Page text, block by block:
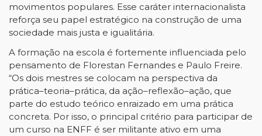
movimentos populares. Esse caráter internacionalista
reforça seu papel estratégico na construção de uma
sociedade mais justa e igualitária.
A formação na escola é fortemente influenciada pelo
pensamento de Florestan Fernandes e Paulo Freire.
“Os dois mestres se colocam na perspectiva da
prática–teoria–prática, da ação–reflexão–ação, que
parte do estudo teórico enraizado em uma prática
concreta. Por isso, o principal critério para participar de
um curso na ENFF é ser militante ativo em uma